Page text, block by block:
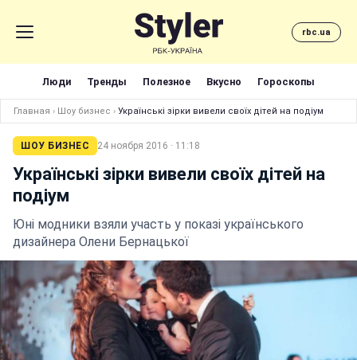
rbc.ua
Люди Тренды Полезное Вкусно Гороскопы
Главная › Шоу бизнес › Українські зірки вивели своїх дітей на подіум
ШОУ БИЗНЕС 24 ноября 2016 · 11:18
Українські зірки вивели своїх дітей на
подіум
Юні модники взяли участь у показі українського
дизайнера Олени Бернацької